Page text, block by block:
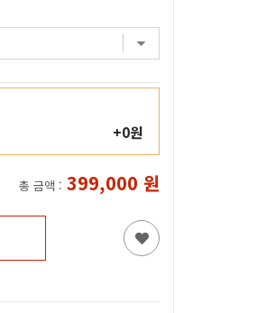
+0원
총 금액 : 399,000 원